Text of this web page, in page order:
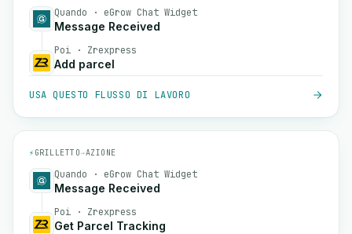
Quando · eGrow Chat Widget
Message Received
Poi · Zrexpress
Add parcel
USA QUESTO FLUSSO DI LAVORO
⚡ GRILLETTO→AZIONE
Quando · eGrow Chat Widget
Message Received
Poi · Zrexpress
Get Parcel Tracking